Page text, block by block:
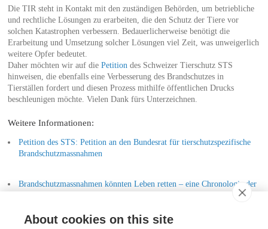
Die TIR steht in Kontakt mit den zuständigen Behörden, um betriebliche
und rechtliche Lösungen zu erarbeiten, die den Schutz der Tiere vor
solchen Katastrophen verbessern. Bedauerlicherweise benötigt die
Erarbeitung und Umsetzung solcher Lösungen viel Zeit, was unweigerlich
weitere Opfer bedeutet.
Daher möchten wir auf die Petition des Schweizer Tierschutz STS
hinweisen, die ebenfalls eine Verbesserung des Brandschutzes in
Tierställen fordert und diesen Prozess mithilfe öffentlichen Drucks
beschleunigen möchte. Vielen Dank fürs Unterzeichnen.
Weitere Informationen:
Petition des STS: Petition an den Bundesrat für tierschutzspezifische
Brandschutzmassnahmen
Brandschutzmassnahmen könnten Leben retten – eine Chronologie der
Bemühungen zum Schutz landwirtschaftlich gehaltener Tiere aus Sicht
About cookies on this site